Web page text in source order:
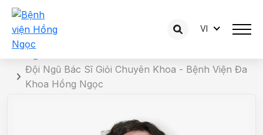
VI
Chi tiết bác sĩ
Đội Ngũ Bác Sĩ Giỏi Chuyên Khoa - Bệnh Viện Đa
Khoa Hồng Ngọc